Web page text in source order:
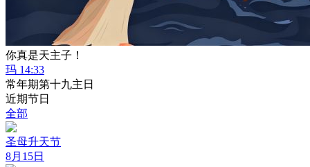
你真是天主子！
玛 14:33
常年期第十九主日
近期节日
全部
圣母升天节
8月15日